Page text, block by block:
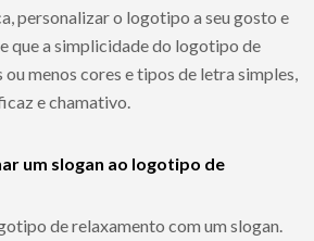
personalizar o logotipo a seu gosto e
que a simplicidade do logotipo de
menos cores e tipos de letra simples,
e chamativo.
um slogan ao logotipo de
de relaxamento com um slogan.